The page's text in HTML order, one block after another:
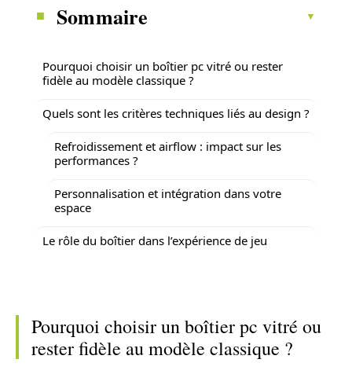
Sommaire
Pourquoi choisir un boîtier pc vitré ou rester
fidèle au modèle classique ?
Quels sont les critères techniques liés au design ?
Refroidissement et airflow : impact sur les
performances ?
Personnalisation et intégration dans votre
espace
Le rôle du boîtier dans l’expérience de jeu
Pourquoi choisir un boîtier pc vitré ou
rester fidèle au modèle classique ?